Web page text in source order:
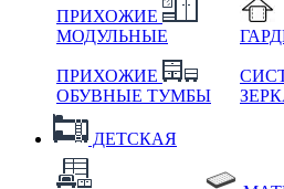
ПРИХОЖИЕ
МОДУЛЬНЫЕ
ПРИХОЖИЕ
ОБУВНЫЕ ТУМБЫ
ДЕТСКАЯ